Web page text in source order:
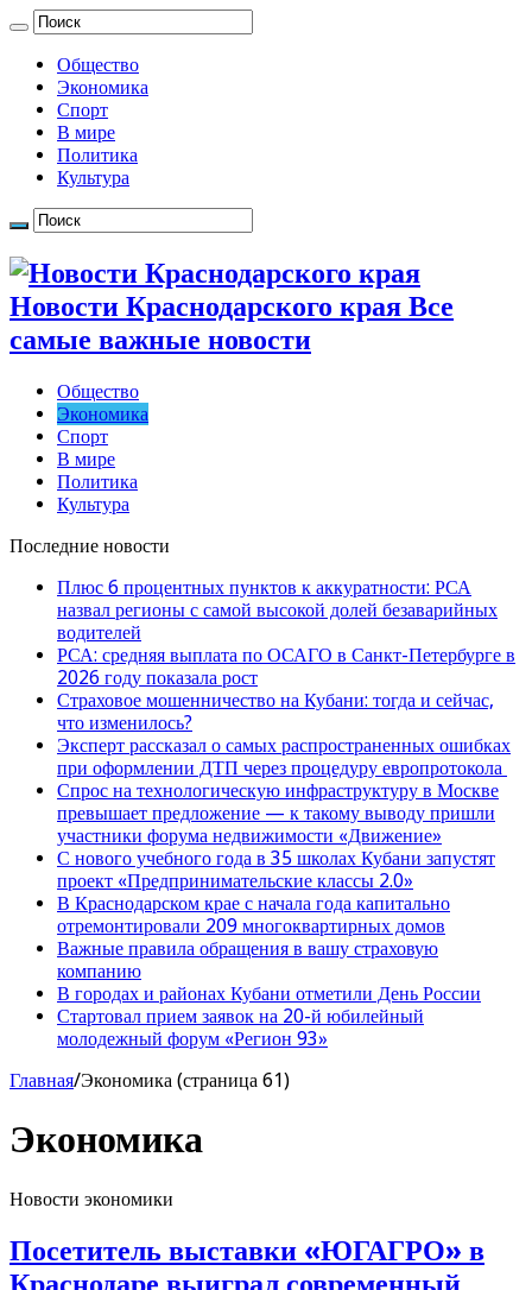
Общество
Экономика
Спорт
В мире
Политика
Культура
Новости Краснодарского края Все
самые важные новости
Общество
Экономика
Спорт
В мире
Политика
Культура
Последние новости
Плюс 6 процентных пунктов к аккуратности: РСА
назвал регионы с самой высокой долей безаварийных
водителей
РСА: средняя выплата по ОСАГО в Санкт-Петербурге в
2026 году показала рост
Страховое мошенничество на Кубани: тогда и сейчас,
что изменилось?
Эксперт рассказал о самых распространенных ошибках
при оформлении ДТП через процедуру европротокола
Спрос на технологическую инфраструктуру в Москве
превышает предложение — к такому выводу пришли
участники форума недвижимости «Движение»
С нового учебного года в 35 школах Кубани запустят
проект «Предпринимательские классы 2.0»
В Краснодарском крае с начала года капитально
отремонтировали 209 многоквартирных домов
Важные правила обращения в вашу страховую
компанию
В городах и районах Кубани отметили День России
Стартовал прием заявок на 20-й юбилейный
молодежный форум «Регион 93»
Главная/Экономика (страница 61)
Экономика
Новости экономики
Посетитель выставки «ЮГАГРО» в